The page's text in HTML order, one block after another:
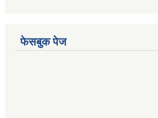
फेसबुक पेज